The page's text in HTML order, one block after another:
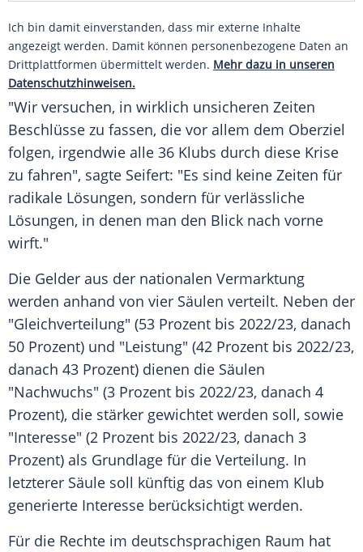
Ich bin damit einverstanden, dass mir externe Inhalte
angezeigt werden. Damit können personenbezogene Daten an
Drittplattformen übermittelt werden. Mehr dazu in unseren
Datenschutzhinweisen.
"Wir versuchen, in wirklich unsicheren Zeiten
Beschlüsse zu fassen, die vor allem dem Oberziel
folgen, irgendwie alle 36 Klubs durch diese Krise
zu fahren", sagte Seifert: "Es sind keine Zeiten für
radikale Lösungen, sondern für verlässliche
Lösungen, in denen man den Blick nach vorne
wirft."
Die Gelder aus der nationalen Vermarktung
werden anhand von vier Säulen verteilt. Neben der
"Gleichverteilung" (53 Prozent bis 2022/23, danach
50 Prozent) und "Leistung" (42 Prozent bis 2022/23,
danach 43 Prozent) dienen die Säulen
"Nachwuchs" (3 Prozent bis 2022/23, danach 4
Prozent), die stärker gewichtet werden soll, sowie
"Interesse" (2 Prozent bis 2022/23, danach 3
Prozent) als Grundlage für die Verteilung. In
letzterer Säule soll künftig das von einem Klub
generierte Interesse berücksichtigt werden.
Für die Rechte im deutschsprachigen Raum hat